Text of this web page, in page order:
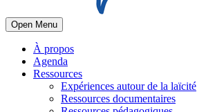
Open Menu
À propos
Agenda
Ressources
Expériences autour de la laïcité
Ressources documentaires